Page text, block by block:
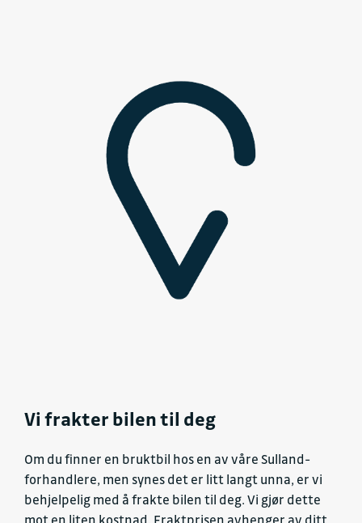
Vi frakter bilen til deg
Om du finner en bruktbil hos en av våre Sulland-
forhandlere, men synes det er litt langt unna, er vi
behjelpelig med å frakte bilen til deg. Vi gjør dette
mot en liten kostnad. Fraktprisen avhenger av ditt